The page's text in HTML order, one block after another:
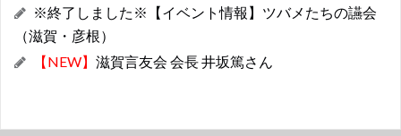
※終了しました※【イベント情報】ツバメたちの讌会
（滋賀・彦根）
【NEW】 滋賀言友会 会長 井坂篤さん